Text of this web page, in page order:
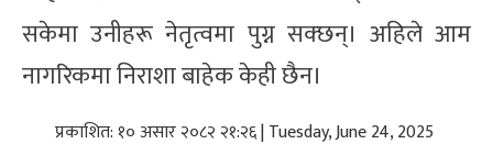
सकेमा उनीहरू नेतृत्वमा पुग्न सक्छन्। अहिले आम
नागरिकमा निराशा बाहेक केही छैन।
प्रकाशित: १० असार २०८२ २१:२६ | Tuesday, June 24, 2025